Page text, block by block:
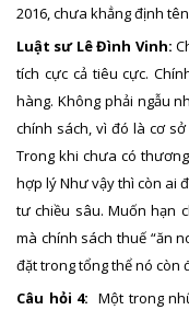
2016, chưa khẳng định
Luật sư Lê Đình Vinh:
tích cực cả tiêu cực.
hàng. Không phải ngẫu
chính sách, vì đó là cơ
Trong khi chưa có
hợp lý Như vậy thì còn ai
tư chiều sâu. Muốn hạn
mà chính sách thuế “ăn
đặt trong tổng thể nó còn
Câu hỏi 4: Một trong